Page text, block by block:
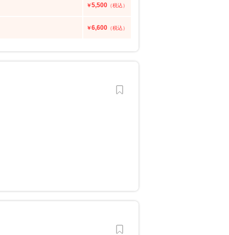
￥5,500 （税込）
￥6,600 （税込）